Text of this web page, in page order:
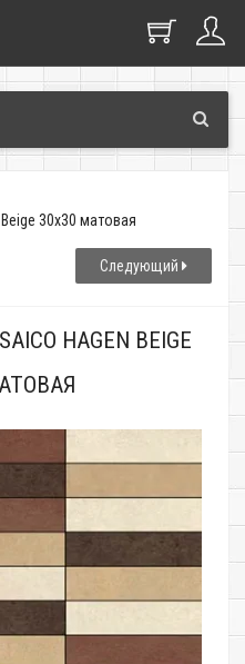
30x30 матовая
Следующий
HAGEN BEIGE